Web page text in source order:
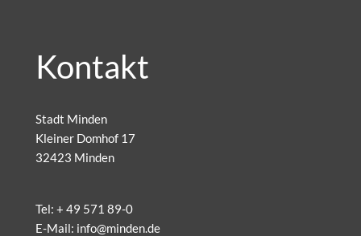
Kontakt
Stadt Minden
Kleiner Domhof 17
32423 Minden
Tel: + 49 571 89-0
E-Mail: info@minden.de